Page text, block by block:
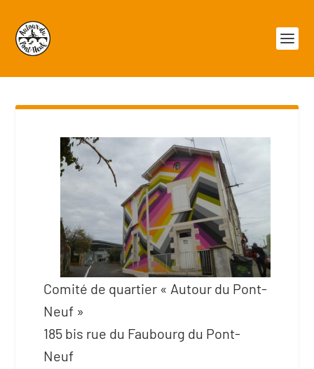
Comité de quartier « Autour du Pont-
Neuf »
185 bis rue du Faubourg du Pont-
Neuf